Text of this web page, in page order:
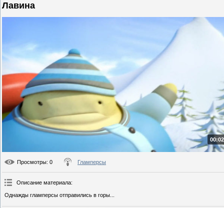
Лавина
Просмотры: 0 Гламперсы
Описание материала:
Однажды гламперсы отправились в горы...